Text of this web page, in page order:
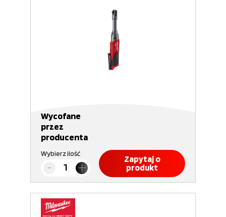
Wycofane
przez
producenta
Wybierz ilość
Zapytaj o
produkt